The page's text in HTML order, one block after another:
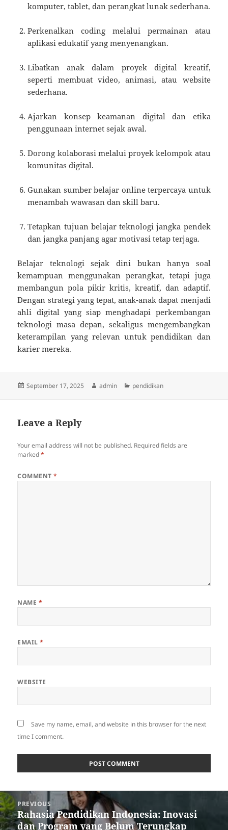
komputer, tablet, dan perangkat lunak sederhana.
Perkenalkan coding melalui permainan atau
aplikasi edukatif yang menyenangkan.
Libatkan anak dalam proyek digital kreatif,
seperti membuat video, animasi, atau website
sederhana.
Ajarkan konsep keamanan digital dan etika
penggunaan internet sejak awal.
Dorong kolaborasi melalui proyek kelompok atau
komunitas digital.
Gunakan sumber belajar online terpercaya untuk
menambah wawasan dan skill baru.
Tetapkan tujuan belajar teknologi jangka pendek
dan jangka panjang agar motivasi tetap terjaga.
Belajar teknologi sejak dini bukan hanya soal
kemampuan menggunakan perangkat, tetapi juga
membangun pola pikir kritis, kreatif, dan adaptif.
Dengan strategi yang tepat, anak-anak dapat menjadi
ahli digital yang siap menghadapi perkembangan
teknologi masa depan, sekaligus mengembangkan
keterampilan yang relevan untuk pendidikan dan
karier mereka.
Posted
September 17, 2025 Author
admin Categories
pendidikan
Leave a Reply
Your email address will not be published. Required fields are
marked*
COMMENT*
NAME *
EMAIL*
WEBSITE
Save my name, email, and website in this browser for the next
time I comment.
Post
navigation
PREVIOUS
Previous
post:
Rahasia Pendidikan Indonesia: Inovasi
dan Program yang Belum Terungkap